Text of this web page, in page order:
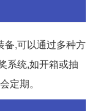
备,可以通过多种方
系统,如开箱或抽
定期。